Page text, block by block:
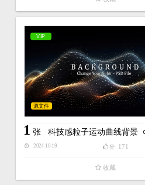
VIP
源文件
1 张科技感粒子运动曲线背景
2024-10-19 赞 171
收藏